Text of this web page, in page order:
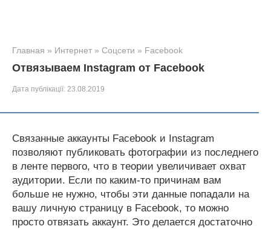
Главная » Интернет » Соцсети » Facebook
Отвязываем Instagram от Facebook
Дата публікації: 23.08.2019
Связанные аккаунты Facebook и Instagram
позволяют публиковать фотографии из последнего
в ленте первого, что в теории увеличивает охват
аудитории. Если по каким-то причинам вам
больше не нужно, чтобы эти данные попадали на
вашу личную страницу в Facebook, то можно
просто отвязать аккаунт. Это делается достаточно